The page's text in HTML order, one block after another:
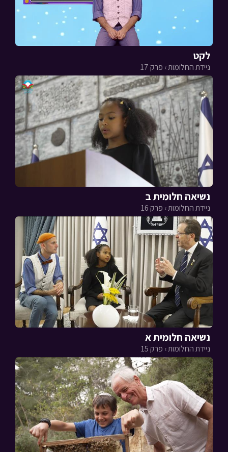
לקט
ניידת החלומות › פרק 17
נשיאה חלומית ב
ניידת החלומות › פרק 16
נשיאה חלומית א
ניידת החלומות › פרק 15